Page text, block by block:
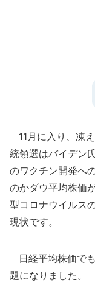
11月に入り、凍
統領選はバイデン
のワクチン開発へ
のかダウ平均株価
型コロナウイルス
現状です。
日経平均株価で
題になりました。